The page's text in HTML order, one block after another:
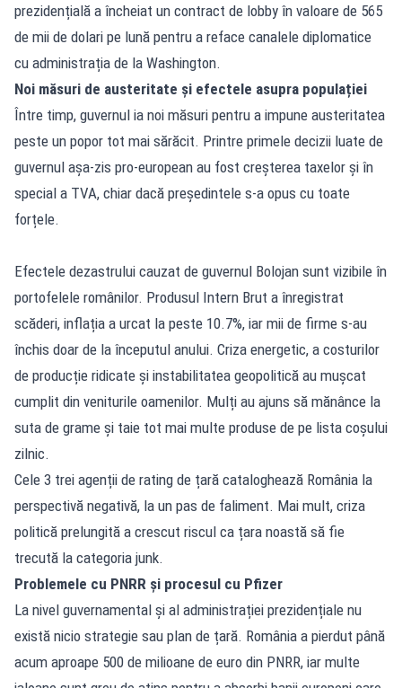
prezidențială a încheiat un contract de lobby în valoare de 565
de mii de dolari pe lună pentru a reface canalele diplomatice
cu administrația de la Washington.
Noi măsuri de austeritate și efectele asupra populației
Între timp, guvernul ia noi măsuri pentru a impune austeritatea
peste un popor tot mai sărăcit. Printre primele decizii luate de
guvernul așa-zis pro-european au fost creșterea taxelor și în
special a TVA, chiar dacă președintele s-a opus cu toate
forțele.
Efectele dezastrului cauzat de guvernul Bolojan sunt vizibile în
portofelele românilor. Produsul Intern Brut a înregistrat
scăderi, inflația a urcat la peste 10.7%, iar mii de firme s-au
închis doar de la începutul anului. Criza energetic, a costurilor
de producție ridicate și instabilitatea geopolitică au mușcat
cumplit din veniturile oamenilor. Mulți au ajuns să mănânce la
suta de grame și taie tot mai multe produse de pe lista coșului
zilnic.
Cele 3 trei agenții de rating de țară cataloghează România la
perspectivă negativă, la un pas de faliment. Mai mult, criza
politică prelungită a crescut riscul ca țara noastă să fie
trecută la categoria junk.
Problemele cu PNRR și procesul cu Pfizer
La nivel guvernamental și al administrației prezidențiale nu
există nicio strategie sau plan de țară. România a pierdut până
acum aproape 500 de milioane de euro din PNRR, iar multe